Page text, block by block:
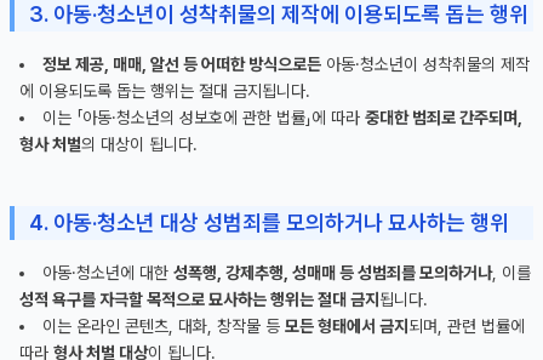
3. 아동·청소년이 성착취물의 제작에 이용되도록 돕는 행위
정보 제공, 매매, 알선 등 어떠한 방식으로든 아동·청소년이 성착취물의 제작
에 이용되도록 돕는 행위는 절대 금지됩니다.
이는 「아동·청소년의 성보호에 관한 법률」에 따라 중대한 범죄로 간주되며,
형사 처벌의 대상이 됩니다.
4. 아동·청소년 대상 성범죄를 모의하거나 묘사하는 행위
아동·청소년에 대한 성폭행, 강제추행, 성매매 등 성범죄를 모의하거나, 이를
성적 욕구를 자극할 목적으로 묘사하는 행위는 절대 금지 됩니다.
이는 온라인 콘텐츠, 대화, 창작물 등 모든 형태에서 금지 되며, 관련 법률에
따라 형사 처벌 대상이 됩니다.